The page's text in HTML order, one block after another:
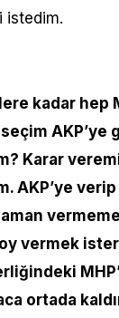
istedim.
kadar hep
AKP’ye
Karar
AKP’ye
vermeme
oy vermek
ortada